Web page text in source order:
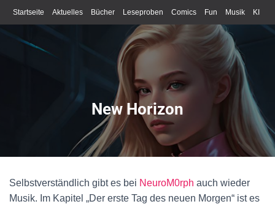
Startseite Aktuelles Bücher Leseproben Comics Fun Musik KI
Schreiben
New Horizon
Selbstverständlich gibt es bei NeuroM0rph auch wieder
Musik. Im Kapitel „Der erste Tag des neuen Morgen“ ist es